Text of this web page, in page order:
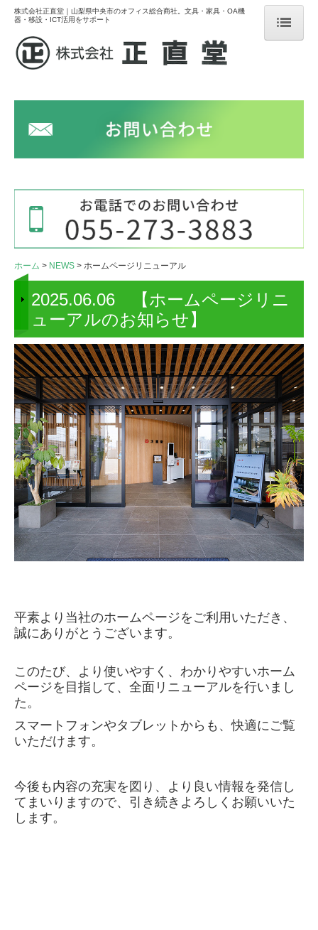
ホーム
サービス
オフィス移設 荷物の運搬内装工事
OA機器販売メンテナンス
会社案内
ごあいさつ・理念
会社概要・沿革
取り扱いメーカー
営業所一覧
採用情報
募集要項（中途）
募集要項（新卒）
プライバシーポリシー
株式会社正直堂｜山梨県中央市のオフィス総合商社。文具・家具・OA機
器・移設・ICT活用をサポート
ホーム NEWS ホームページリニューアル
2025.06.06 【ホームページリニ
ューアルのお知らせ】
平素より当社のホームページをご利用いただき、
誠にありがとうございます。
このたび、より使いやすく、わかりやすいホーム
ページを目指して、全面リニューアルを行いまし
た。
スマートフォンやタブレットからも、快適にご覧
いただけます。
今後も内容の充実を図り、より良い情報を発信し
てまいりますので、引き続きよろしくお願いいた
します。